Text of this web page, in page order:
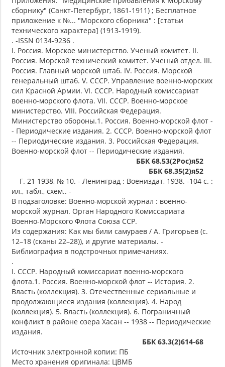
сборнику" (Санкт-Петербург, 1861-1911) ; Бесплатное
приложение к №... "Морского сборника" : [статьи
технического характера] (1913-1919).
. -ISSN 0134-9236 .
I. Россия. Морское министерство. Ученый комитет. II.
Россия. Морской технический комитет. Ученый отдел. III.
Россия. Главный морской штаб. IV. Россия. Морской
генеральный штаб. V. СССР. Управление военно-морских
сил Красной Армии. VI. СССР. Народный комиссариат
военно-морского флота. VII. СССР. Военно-морское
министерство. VIII. Российская Федерация.
Министерство обороны.1. Россия. Военно-морской флот -
- Периодические издания. 2. СССР. Военно-морской флот
-- Периодические издания. 3. Российская Федерация.
Военно-морской флот -- Периодические издания.
ББК 68.53(2Рос)я52
ББК 68.35(2)я52
Г. 21 1938, № 10. - Ленинград : Воениздат, 1938. -104 с. :
ил., табл., схем.. -
В подзаголовке: Военно-морской журнал : военно-
морской журнал. Орган Народного Комиссариата
Военно-Морского Флота Союза ССР.
Из содержания: Как мы били самураев / А. Григорьев (с.
12–18 (сканы 22–28)), и другие материалы. -
Библиография в подстрочных примечаниях.
.
I. СССР. Народный комиссариат военно-морского
флота.1. Россия. Военно-морской флот -- История. 2.
Власть (коллекция). 3. Отечественные сериальные и
продолжающиеся издания (коллекция). 4. Народ
(коллекция). 5. Власть (коллекция). 6. Пограничный
конфликт в районе озера Хасан -- 1938 -- Периодические
издания.
ББК 63.3(2)614-68
Источник электронной копии: ПБ
Место хранения оригинала: ЦВМБ